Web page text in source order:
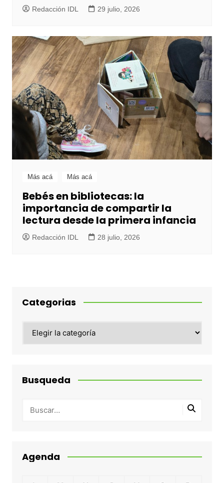
Redacción IDL 29 julio, 2026
Más acá Más acá
Bebés en bibliotecas: la
importancia de compartir la
lectura desde la primera infancia
Redacción IDL 28 julio, 2026
Categorias
Busqueda
Agenda